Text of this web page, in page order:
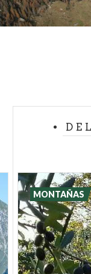
ciervos.
Refugios
Mason del
encantadoras
hayáis llegado
cocina ofrece
local y quesos
También se
desde el
Como), en el
en el Triangolo
en un iglú!
MONTAÑAS